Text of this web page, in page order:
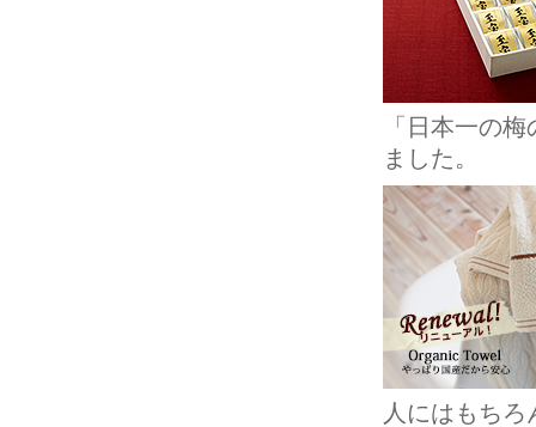
「日本一の
ました。
人にはもち